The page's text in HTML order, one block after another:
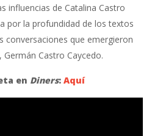
influencias de Catalina Castro
por la profundidad de los textos
conversaciones que emergieron
Castro Caycedo.
en Diners: Aquí